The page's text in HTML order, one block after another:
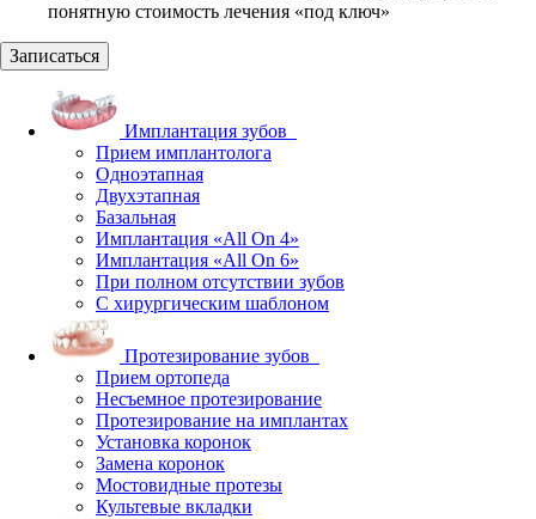
понятную стоимость лечения «под ключ»
Записаться
Имплантация зубов
Прием имплантолога
Одноэтапная
Двухэтапная
Базальная
Имплантация «All On 4»
Имплантация «All On 6»
При полном отсутствии зубов
С хирургическим шаблоном
Протезирование зубов
Прием ортопеда
Несъемное протезирование
Протезирование на имплантах
Установка коронок
Замена коронок
Мостовидные протезы
Культевые вкладки